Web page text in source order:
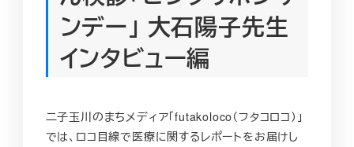
ンデー」 大石陽子先生
インタビュー編
二子玉川のまちメディア「futakoloco（フタコロコ）」
では、ロコ目線で医療に関するレポートをお届けし